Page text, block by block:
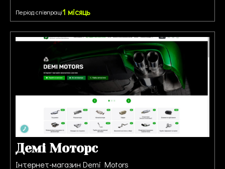
Період співпраці1 місяць
Демі Моторс
Інтернет-магазин Demi Motors